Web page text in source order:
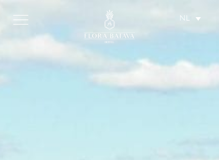
HOTEL
NL